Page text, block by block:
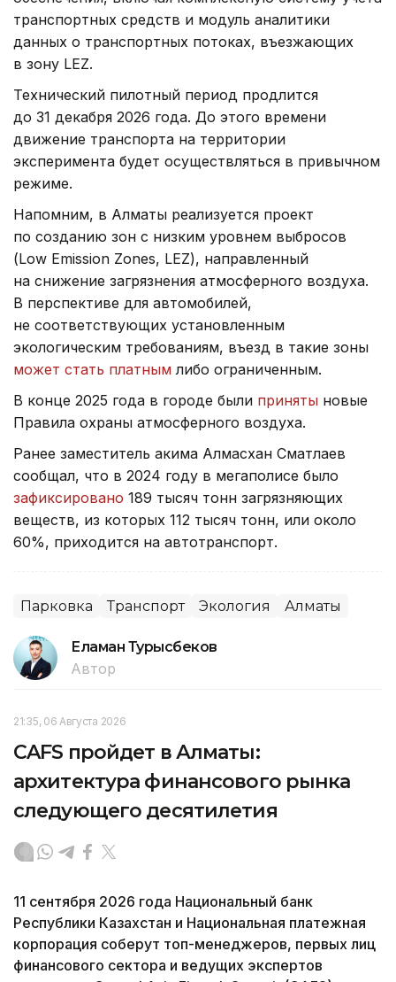
транспортных средств и модуль аналитики
данных о транспортных потоках, въезжающих
в зону LEZ.
Технический пилотный период продлится
до 31 декабря 2026 года. До этого времени
движение транспорта на территории
эксперимента будет осуществляться в привычном
режиме.
Напомним, в Алматы реализуется проект
по созданию зон с низким уровнем выбросов
(Low Emission Zones, LEZ), направленный
на снижение загрязнения атмосферного воздуха.
В перспективе для автомобилей,
не соответствующих установленным
экологическим требованиям, въезд в такие зоны
может стать платным либо ограниченным.
В конце 2025 года в городе были приняты новые
Правила охраны атмосферного воздуха.
Ранее заместитель акима Алмасхан Сматлаев
сообщал, что в 2024 году в мегаполисе было
зафиксировано 189 тысяч тонн загрязняющих
веществ, из которых 112 тысяч тонн, или около
60%, приходится на автотранспорт.
Парковка Транспорт Экология Алматы
Еламан Турысбеков
Автор
21:35, 06 Августа 2026
CAFS пройдет в Алматы:
архитектура финансового рынка
следующего десятилетия
11 сентября 2026 года Национальный банк
Республики Казахстан и Национальная платежная
корпорация соберут топ-менеджеров, первых лиц
финансового сектора и ведущих экспертов